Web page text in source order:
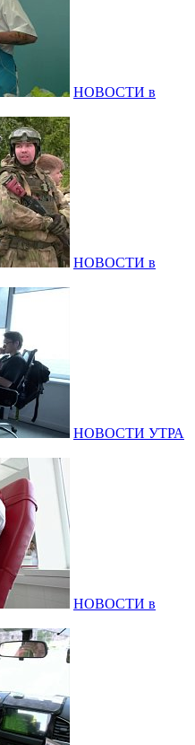
НОВОСТИ в
НОВОСТИ в
НОВОСТИ УТРА
НОВОСТИ в